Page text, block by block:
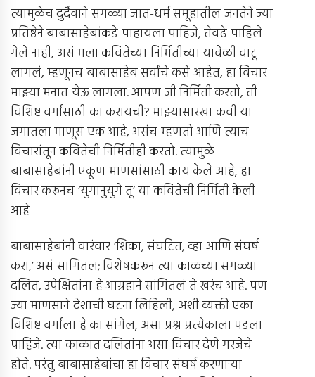
त्यामुळेच दुर्दैवाने सगळ्या जात-धर्म समूहातील जनतेने ज्या
प्रतिष्ठेने बाबासाहेबांकडे पाहायला पाहिजे, तेवढे पाहिले
गेले नाही, असं मला कवितेच्या निर्मितीच्या यावेळी वाटू
लागलं, म्हणूनच बाबासाहेब सर्वांचे कसे आहेत, हा विचार
माझ्या मनात येऊ लागला. आपण जी निर्मिती करतो, ती
विशिष्ट वर्गासाठी का करायची? माझ्यासारखा कवी या
जगातला माणूस एक आहे, असंच म्हणतो आणि त्याच
विचारांतून कवितेची निर्मितीही करतो. त्यामुळे
बाबासाहेबांनी एकूण माणसांसाठी काय केले आहे, हा
विचार करूनच ‘युगानुयुगे तू’ या कवितेची निर्मिती केली
आहे
बाबासाहेबांनी वारंवार ‘शिका, संघटित, व्हा आणि संघर्ष
करा,’ असं सांगितलं; विशेषकरून त्या काळच्या सगळ्या
दलित, उपेक्षितांना हे आग्रहाने सांगितलं ते खरंच आहे. पण
ज्या माणसाने देशाची घटना लिहिली, अशी व्यक्ती एका
विशिष्ट वर्गाला हे का सांगेल, असा प्रश्न प्रत्येकाला पडला
पाहिजे. त्या काळात दलितांना असा विचार देणे गरजेचे
होते. परंतु बाबासाहेबांचा हा विचार संघर्ष करणार्‍या